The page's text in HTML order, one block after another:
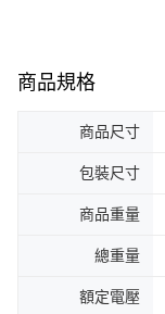
商品規格
商品尺寸
包裝尺寸
商品重量
總重量
額定電壓